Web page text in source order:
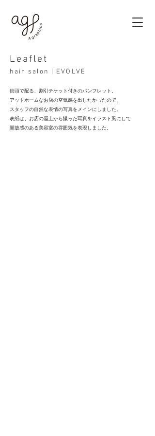
Leaflet
hair salon | EVOLVE
街頭で配る、割引チケット付きのパンフレット。
アットホームなお店の空気感を出したかったので、
スタッフの自然な表情の写真をメインにしました。
表紙は、お店の屋上から撮った写真をイラスト風にして
開放感のある美容室の雰囲気を表現しました。